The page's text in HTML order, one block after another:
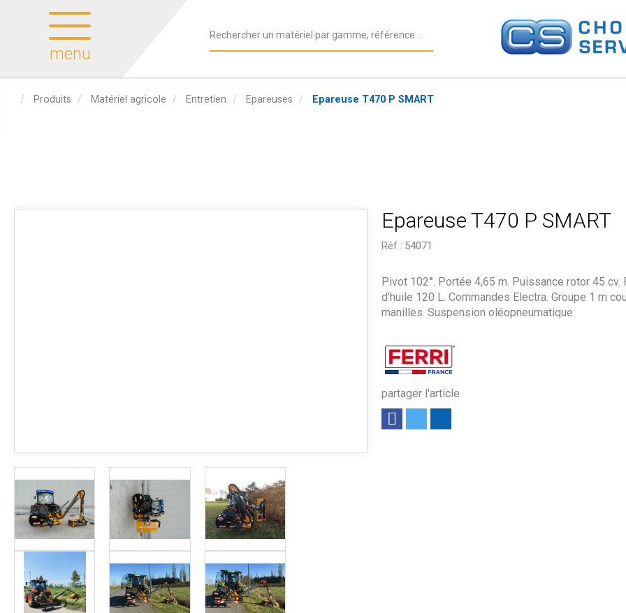
menu
Produits Matériel agricole Entretien Epareuses Epareuse T470 P SMART
Epareuse T470 P SMART
Réf : 54071
partager l'article
Pivot 102°. Portée 4,65 m. Puissance rotor 45 cv.
d'huile 120 L. Commandes Electra. Groupe 1 m
manilles. Suspension oléopneumatique.